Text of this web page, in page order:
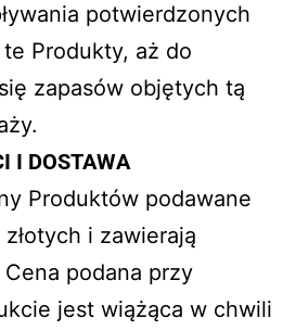
potwierdzonych
Produkty, aż do
zapasów objętych tą
I DOSTAWA
Produktów podawane
i zawierają
podana przy
jest wiążąca w chwili